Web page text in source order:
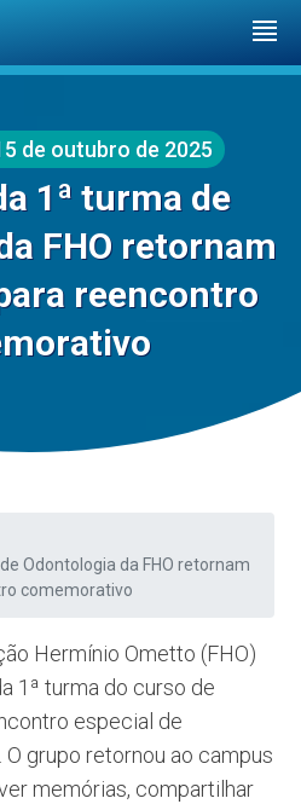
de outubro de 2025
1ª turma de
FHO retornam
reencontro
Odontologia da FHO retornam
comemorativo
Hermínio Ometto (FHO)
1ª turma do curso de
especial de
grupo retornou ao campus
memórias, compartilhar